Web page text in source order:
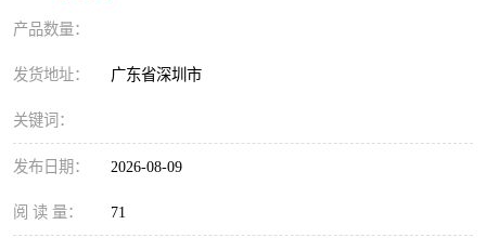
产品数量：
发货地址： 广东省深圳市
关键词：
发布日期： 2026-08-09
阅 读 量： 71